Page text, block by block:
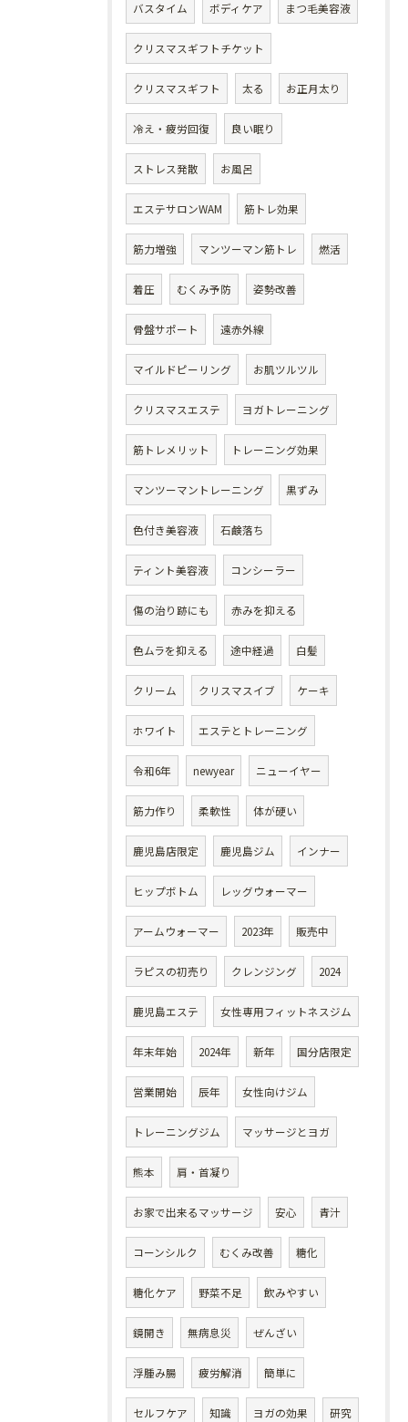
バスタイム ボディケア まつ毛美容液
クリスマスギフトチケット
クリスマスギフト 太る お正月太り
冷え・疲労回復 良い眠り
ストレス発散 お風呂
エステサロンWAM 筋トレ効果
筋力増強 マンツーマン筋トレ 燃活
着圧 むくみ予防 姿勢改善
骨盤サポート 遠赤外線
マイルドピーリング お肌ツルツル
クリスマスエステ ヨガトレーニング
筋トレメリット トレーニング効果
マンツーマントレーニング 黒ずみ
色付き美容液 石鹸落ち
ティント美容液 コンシーラー
傷の治り跡にも 赤みを抑える
色ムラを抑える 途中経過 白髪
クリーム クリスマスイブ ケーキ
ホワイト エステとトレーニング
令和6年 newyear ニューイヤー
筋力作り 柔軟性 体が硬い
鹿児島店限定 鹿児島ジム インナー
ヒップボトム レッグウォーマー
アームウォーマー 2023年 販売中
ラピスの初売り クレンジング 2024
鹿児島エステ 女性専用フィットネスジム
年末年始 2024年 新年 国分店限定
営業開始 辰年 女性向けジム
トレーニングジム マッサージとヨガ
熊本 肩・首凝り
お家で出来るマッサージ 安心 青汁
コーンシルク むくみ改善 糖化
糖化ケア 野菜不足 飲みやすい
鏡開き 無病息災 ぜんざい
浮腫み腸 疲労解消 簡単に
セルフケア 知識 ヨガの効果 研究